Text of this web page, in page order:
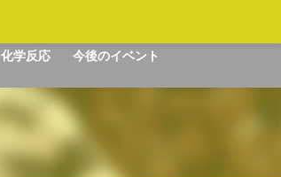
化学反応 今後のイベント